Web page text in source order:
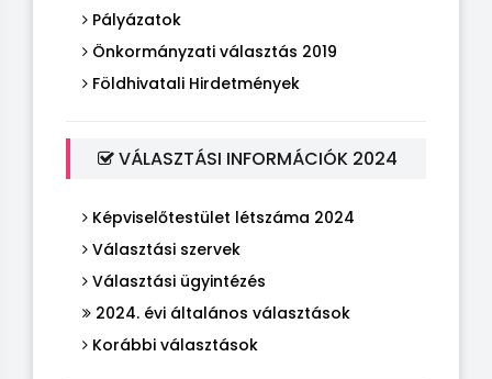
Pályázatok
Önkormányzati választás 2019
Földhivatali Hirdetmények
VÁLASZTÁSI INFORMÁCIÓK 2024
Képviselőtestület létszáma 2024
Választási szervek
Választási ügyintézés
2024. évi általános választások
Korábbi választások